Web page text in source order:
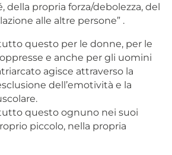
della propria forza/debolezza, del
alle altre persone” .
questo per le donne, per le
e anche per gli uomini
agisce attraverso la
dell’emotività e la
questo ognuno nei suoi
piccolo, nella propria